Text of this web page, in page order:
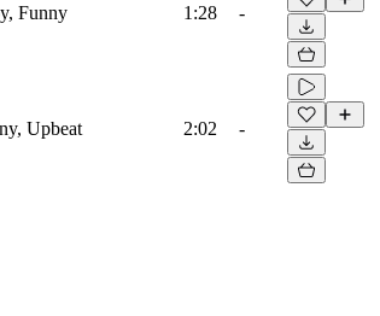
Funny 1:28 -
Upbeat 2:02 -